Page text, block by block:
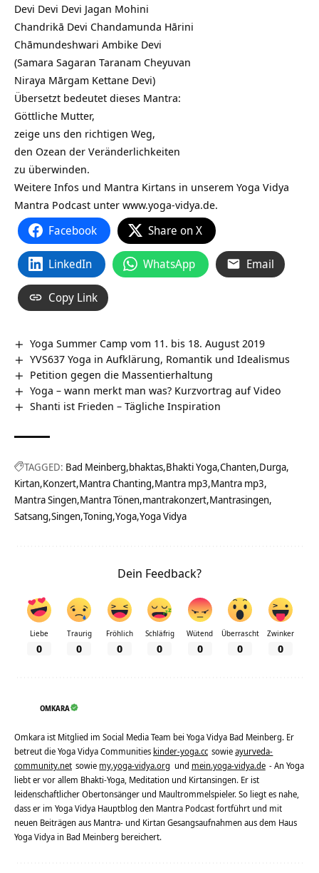
Devi Devi Devi Jagan Mohini
Chandrikā Devi Chandamunda Hārini
Chāmundeshwari Ambike Devi
(Samara Sagaran Taranam Cheyuvan
Niraya Mārgam Kettane Devi)
Übersetzt bedeutet dieses Mantra:
Göttliche Mutter,
zeige uns den richtigen Weg,
den Ozean der Veränderlichkeiten
zu überwinden.
Weitere Infos und Mantra Kirtans in unserem Yoga Vidya
Mantra Podcast unter www.yoga-vidya.de.
Facebook Share on X
LinkedIn WhatsApp Email
Copy Link
Yoga Summer Camp vom 11. bis 18. August 2019
YVS637 Yoga in Aufklärung, Romantik und Idealismus
Petition gegen die Massentierhaltung
Yoga – wann merkt man was? Kurzvortrag auf Video
Shanti ist Frieden – Tägliche Inspiration
TAGGED: Bad Meinberg bhaktas Bhakti Yoga Chanten Durga
Kirtan Konzert Mantra Chanting Mantra mp3 Mantra mp3
Mantra Singen Mantra Tönen mantrakonzert Mantrasingen
Satsang Singen Toning Yoga Yoga Vidya
Dein Feedback?
Liebe
0
Traurig
0
Fröhlich
0
Schläfrig
0
Wütend
0
Überrascht
0
Zwinker
0
OMKARA
Omkara ist Mitglied im Social Media Team bei Yoga Vidya Bad Meinberg. Er
betreut die Yoga Vidya Communities kinder-yoga.cc sowieayurveda-
community.net sowie my.yoga-vidya.org und mein.yoga-vidya.de - An Yoga
liebt er vor allem Bhakti-Yoga, Meditation und Kirtansingen. Er ist
leidenschaftlicher Obertonsänger und Maultrommelspieler. So liegt es nahe,
dass er im Yoga Vidya Hauptblog den Mantra Podcast fortführt und mit
neuen Beiträgen aus Mantra- und Kirtan Gesangsaufnahmen aus dem Haus
Yoga Vidya in Bad Meinberg bereichert.